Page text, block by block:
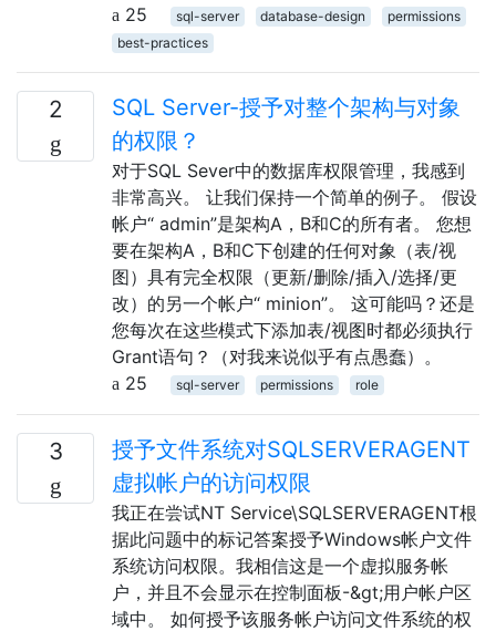
25
sql-server database-design
permissions
best-practices
2
SQL Server-授予对整个架构与对象
的权限？
对于SQL Sever中的数据库权限管理，我感到
非常高兴。 让我们保持一个简单的例子。 假设
帐户“ admin”是架构A，B和C的所有者。 您想
要在架构A，B和C下创建的任何对象（表/视
图）具有完全权限（更新/删除/插入/选择/更
改）的另一个帐户“ minion”。 这可能吗？还是
您每次在这些模式下添加表/视图时都必须执行
Grant语句？（对我来说似乎有点愚蠢）。
25
sql-server permissions role
3
授予文件系统对SQLSERVERAGENT
虚拟帐户的访问权限
我正在尝试NT Service\SQLSERVERAGENT根
据此问题中的标记答案授予Windows帐户文件
系统访问权限。我相信这是一个虚拟服务帐
户，并且不会显示在控制面板-&gt;用户帐户区
域中。 如何授予该服务帐户访问文件系统的权